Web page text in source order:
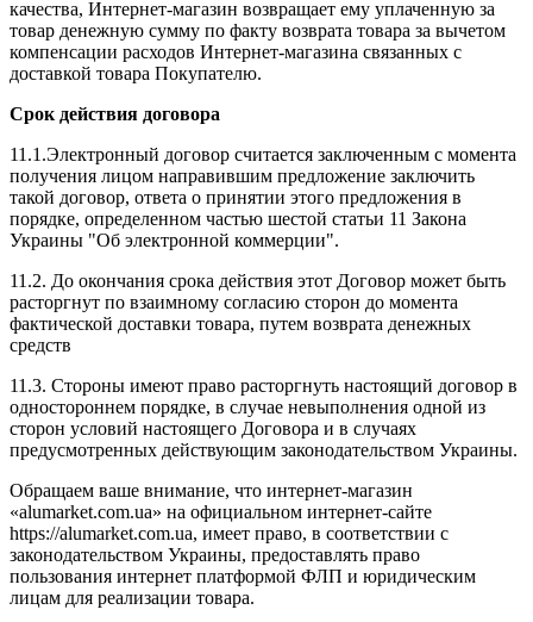
качества, Интернет-магазин возвращает ему уплаченную за
товар денежную сумму по факту возврата товара за вычетом
компенсации расходов Интернет-магазина связанных с
доставкой товара Покупателю.
Срок действия договора
11.1.Электронный договор считается заключенным с момента
получения лицом направившим предложение заключить
такой договор, ответа о принятии этого предложения в
порядке, определенном частью шестой статьи 11 Закона
Украины "Об электронной коммерции".
11.2. До окончания срока действия этот Договор может быть
расторгнут по взаимному согласию сторон до момента
фактической доставки товара, путем возврата денежных
средств
11.3. Стороны имеют право расторгнуть настоящий договор в
одностороннем порядке, в случае невыполнения одной из
сторон условий настоящего Договора и в случаях
предусмотренных действующим законодательством Украины.
Обращаем ваше внимание, что интернет-магазин
«alumarket.com.ua» на официальном интернет-сайте
https://alumarket.com.ua, имеет право, в соответствии с
законодательством Украины, предоставлять право
пользования интернет платформой ФЛП и юридическим
лицам для реализации товара.